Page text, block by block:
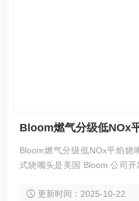
Bloom燃气分级低NOx平焰烧
式烧嘴头是美国 Bloom 公司开
更新时间：2025-10-22